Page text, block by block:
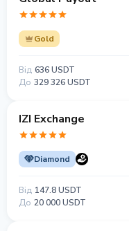
Gold
Від 636 USDT
До 329 326 USDT
IZI Exchange
Diamond
Від 147.8 USDT
До 20 000 USDT